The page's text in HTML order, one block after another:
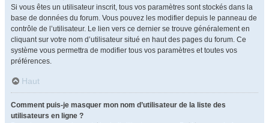
Si vous êtes un utilisateur inscrit, tous vos paramètres sont stockés dans la
base de données du forum. Vous pouvez les modifier depuis le panneau de
contrôle de l’utilisateur. Le lien vers ce dernier se trouve généralement en
cliquant sur votre nom d’utilisateur situé en haut des pages du forum. Ce
système vous permettra de modifier tous vos paramètres et toutes vos
préférences.
Haut
Comment puis-je masquer mon nom d’utilisateur de la liste des
utilisateurs en ligne ?